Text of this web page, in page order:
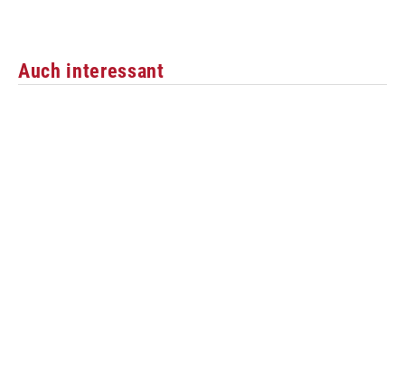
Auch interessant